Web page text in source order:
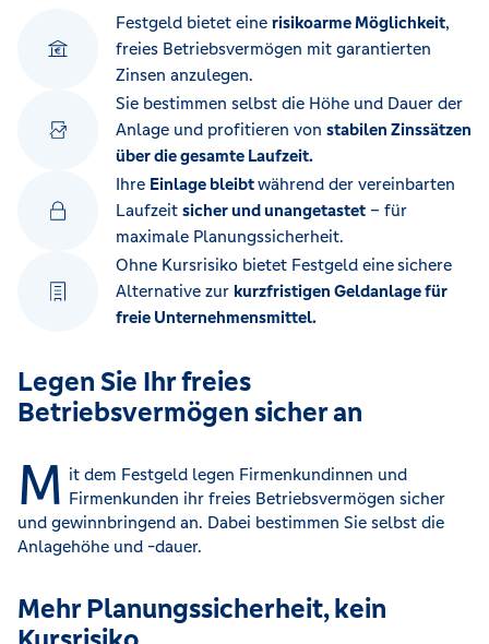
Festgeld bietet eine risikoarme Möglichkeit,
freies Betriebsvermögen mit garantierten
Zinsen anzulegen.
Sie bestimmen selbst die Höhe und Dauer der
Anlage und profitieren von stabilen Zinssätzen
über die gesamte Laufzeit.
Ihre Einlage bleibtwährend der vereinbarten
Laufzeit sicher und unangetastet – für
maximale Planungssicherheit.
Ohne Kursrisiko bietet Festgeld einesichere
Alternative zur kurzfristigen Geldanlage für
freie Unternehmensmittel.
Legen Sie Ihr freies
Betriebsvermögen sicher an
M it dem Festgeld legen Firmenkundinnen und
Firmenkunden ihr freies Betriebsvermögen sicher
und gewinnbringend an. Dabei bestimmen Sie selbst die
Anlagehöhe und -dauer.
Mehr Planungssicherheit, kein